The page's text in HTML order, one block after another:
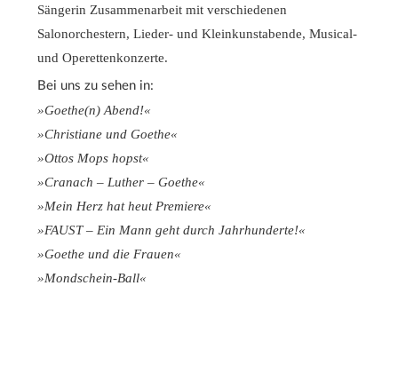
Sängerin Zusammenarbeit mit verschiedenen
Salonorchestern, Lieder- und Kleinkunstabende, Musical-
und Operettenkonzerte.
Bei uns zu sehen in:
»Goethe(n) Abend!«
»Christiane und Goethe«
»Ottos Mops hopst«
»Cranach – Luther – Goethe«
»Mein Herz hat heut Premiere«
»FAUST – Ein Mann geht durch Jahrhunderte!«
»Goethe und die Frauen«
»Mondschein-Ball«